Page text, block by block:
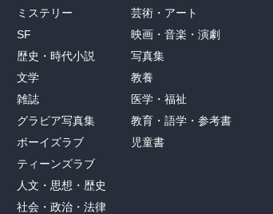
ミステリー
SF
歴史・時代小説
文学
雑誌
グラビア写真集
ボーイズラブ
ティーンズラブ
人文・思想・歴史
社会・政治・法律
芸術・アート
映画・音楽・演劇
写真集
教養
医学・福祉
教育・語学・参考書
児童書